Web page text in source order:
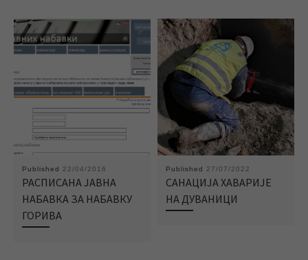
Published 22/04/2016
РАСПИСАНА ЈАВНА
НАБАВКА ЗА НАБАВКУ
ГОРИВА
Published 27/07/2022
САНАЦИЈА ХАВАРИЈЕ
НА ДУВАНИЦИ